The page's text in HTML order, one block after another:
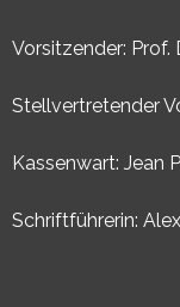
Vorsitzender: Prof.
Stellvertretender
Kassenwart: Jean
Schriftführerin: